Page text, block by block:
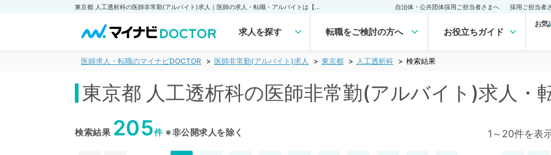
自治体・公共団体採用ご担当者さまへ 採用ご担当者
求人を探す 転職をご検討の方へ お役立ちガイド
お気
医師求人・転職のマイナビDOCTOR 医師非常勤(アルバイト)求人 東京都 人工透析科 検索結果
東京都 人工透析科の医師非常勤(アルバイト)求人・
検索結果 205件※非公開求人を除く 1～20件を表